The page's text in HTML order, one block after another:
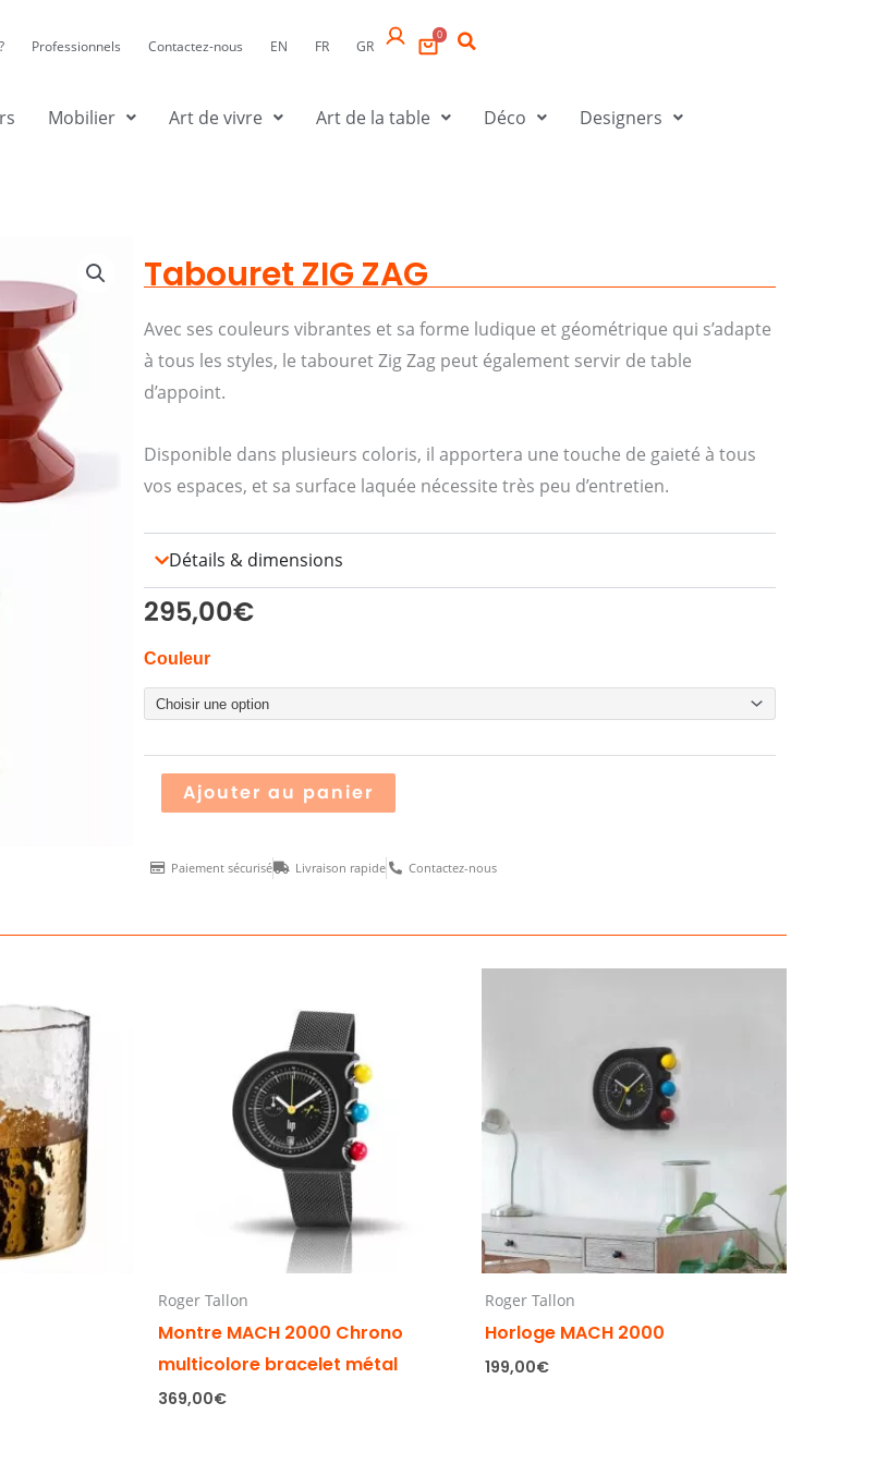
Professionnels Contactez-nous EN FR GR
0
Mobilier Art de vivre Art de la table Déco Designers
Tabouret ZIG ZAG
Avec ses couleurs vibrantes et sa forme ludique et géométrique qui s’adapte
à tous les styles, le tabouret Zig Zag peut également servir de table
d’appoint.
Disponible dans plusieurs coloris, il apportera une touche de gaieté à tous
vos espaces, et sa surface laquée nécessite très peu d’entretien.
Détails & dimensions
295,00€
Couleur
quantité
de
Tabouret
ZIG
ZAG
Ajouter au panier
Paiement sécurisé Livraison rapide Contactez-nous
Roger Tallon
Montre MACH 2000 Chrono
multicolore bracelet métal
369,00€
Roger Tallon
Horloge MACH 2000
199,00€